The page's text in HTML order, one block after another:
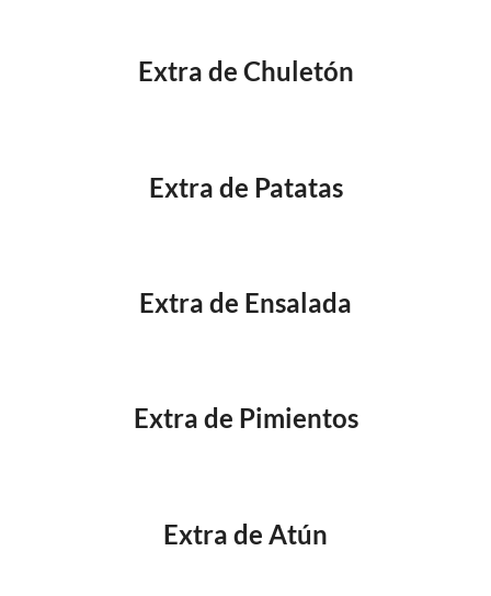
Extra de Chuletón
Extra de Patatas
Extra de Ensalada
Extra de Pimientos
Extra de Atún